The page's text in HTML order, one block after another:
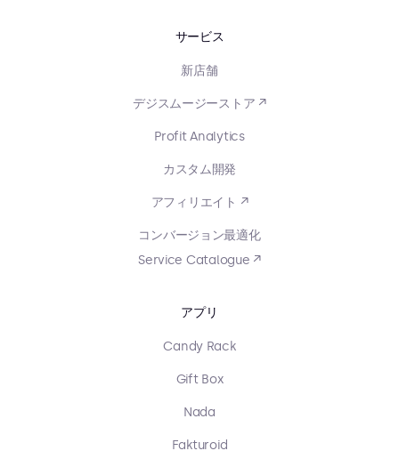
サービス
新店舗
デジスムージーストア ↗
Profit Analytics
カスタム開発
アフィリエイト ↗
コンバージョン最適化
Service Catalogue ↗
アプリ
Candy Rack
Gift Box
Nada
Fakturoid